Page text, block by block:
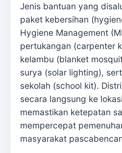
Jenis bantuan yang
paket kebersihan
Hygiene Management
pertukangan (carpenter
kelambu (blanket
surya (solar lighting),
sekolah (school kit).
secara langsung ke
memastikan ketepatan
mempercepat
masyarakat